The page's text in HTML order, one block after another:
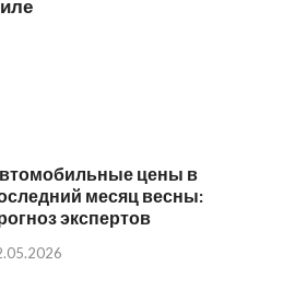
цены в
месяц весны:
экспертов